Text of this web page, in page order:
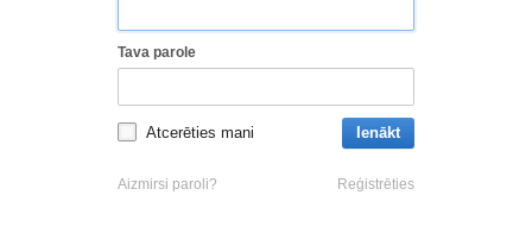
Tava parole
Atcerēties mani Ienākt
Aizmirsi paroli? Reģistrēties